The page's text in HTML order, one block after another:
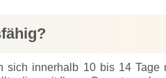
innerhalb 10 bis 14